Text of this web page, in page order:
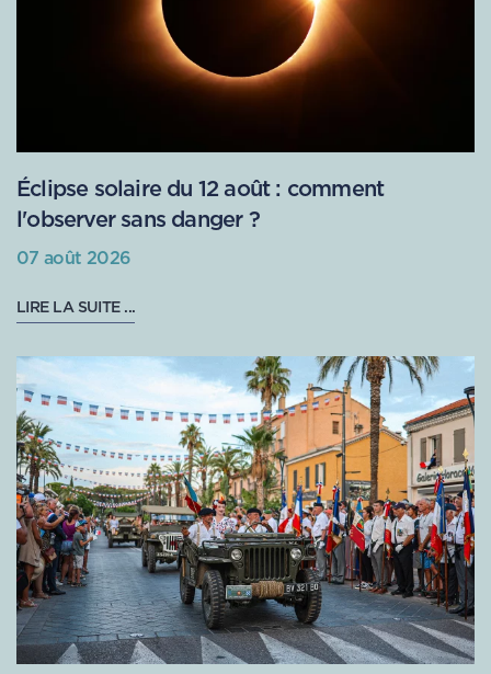
Éclipse solaire du 12 août : comment
l'observer sans danger ?
07 août 2026
LIRE LA SUITE ...